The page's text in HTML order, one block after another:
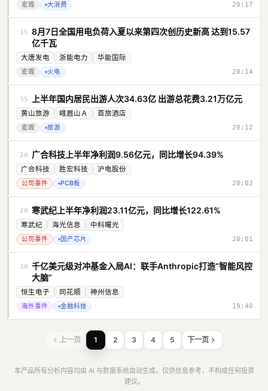
宏观 大消费 20:17
15 8月7日全国用电负荷入夏以来第四次创历史新高 达到15.57
亿千瓦
大唐发电 浙能电力 华能国际
宏观 火电 20:14
35 上半年国内居民出游人次34.63亿 出游总花费3.21万亿元
黄山旅游 峨眉山Ａ 首旅酒店
宏观 旅游 20:12
20 广合科技上半年净利润9.56亿元，同比增长94.39%
广合科技 胜宏科技 沪电股份
公司事件 PCB板 20:02
20 寒武纪上半年净利润23.11亿元，同比增长122.61%
寒武纪 海光信息 中科曙光
公司事件 国产芯片 20:01
30 千亿美元级对冲基金入局AI：联手Anthropic打造“智能风控
大脑”
恒生电子 同花顺 神州信息
海外事件 金融科技 19:40
上一页 1 2 3 4 5 下一页
本产品所有分析内容均由 AI 与数据系统自动生成，仅供信息参考，不构成任何投资
建议。